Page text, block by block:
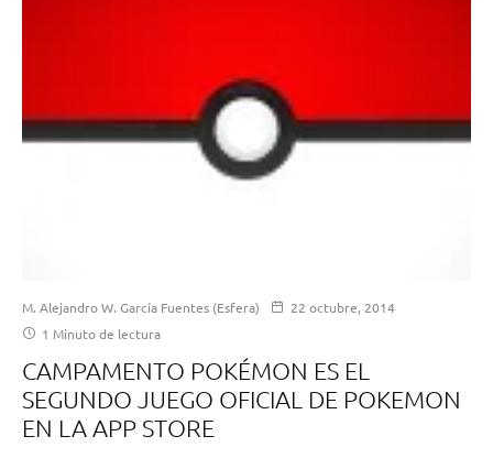
M. Alejandro W. García Fuentes (Esfera)
22 octubre, 2014
1 Minuto de lectura
CAMPAMENTO POKÉMON ES EL
SEGUNDO JUEGO OFICIAL DE POKEMON
EN LA APP STORE